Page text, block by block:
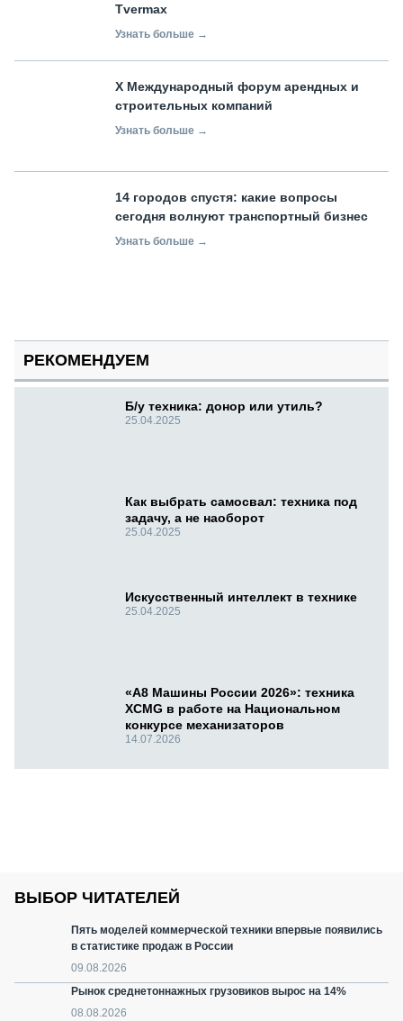
Tvermax
Узнать больше →
X Международный форум арендных и
строительных компаний
Узнать больше →
14 городов спустя: какие вопросы
сегодня волнуют транспортный бизнес
Узнать больше →
РЕКОМЕНДУЕМ
Б/у техника: донор или утиль?
25.04.2025
Как выбрать самосвал: техника под
задачу, а не наоборот
25.04.2025
Искусственный интеллект в технике
25.04.2025
«А8 Машины России 2026»: техника
XCMG в работе на Национальном
конкурсе механизаторов
14.07.2026
ВЫБОР ЧИТАТЕЛЕЙ
Пять моделей коммерческой техники впервые появились
в статистике продаж в России
09.08.2026
Рынок среднетоннажных грузовиков вырос на 14%
08.08.2026